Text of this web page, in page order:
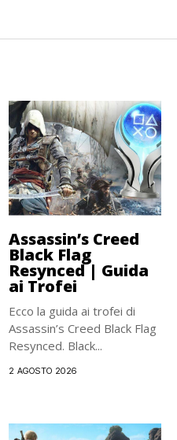
Assassin’s Creed
Black Flag
Resynced | Guida
ai Trofei
Ecco la guida ai trofei di
Assassin’s Creed Black Flag
Resynced. Black...
2 AGOSTO 2026